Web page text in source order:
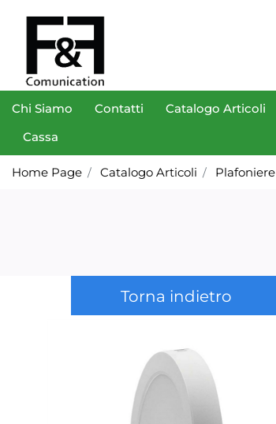
Chi Siamo Contatti Catalogo Articoli
Cassa
Home Page Catalogo Articoli Plafoniere
Torna indietro